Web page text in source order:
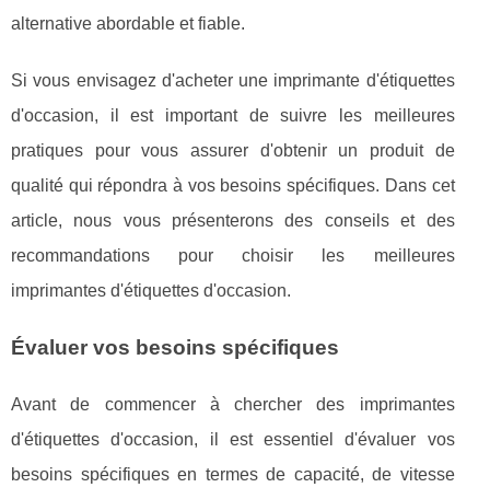
alternative abordable et fiable.
Si vous envisagez d'acheter une imprimante d'étiquettes
d'occasion, il est important de suivre les meilleures
pratiques pour vous assurer d'obtenir un produit de
qualité qui répondra à vos besoins spécifiques. Dans cet
article, nous vous présenterons des conseils et des
recommandations pour choisir les meilleures
imprimantes d'étiquettes d'occasion.
Évaluer vos besoins spécifiques
Avant de commencer à chercher des imprimantes
d'étiquettes d'occasion, il est essentiel d'évaluer vos
besoins spécifiques en termes de capacité, de vitesse